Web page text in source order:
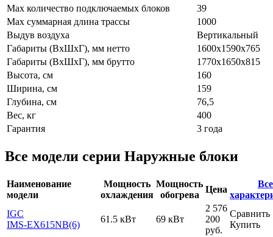
Max количество подключаемых блоков
39
Max суммарная длина трассы
1000
Выдув воздуха
Вертикальный
Габариты (ВxШxГ), мм нетто
1600х1590х765
Габариты (ВxШxГ), мм брутто
1770х1650х815
Высота, см
160
Ширина, см
159
Глубина, см
76,5
Вес, кг
400
Гарантия
3 года
Все модели серии Наружные блоки
Наименование
модели
Мощность
охлаждения
Мощность
обогрева
Цена
Все
IGC
IMS-EX615NB(6)
61.5 кВт 69 кВт
2 576
200
руб.
Сравнить
Купить